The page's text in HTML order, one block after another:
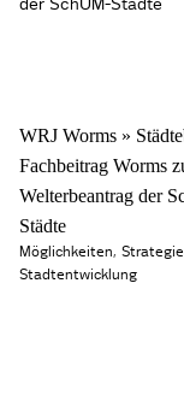
WRJ Worms »
Fachbeitrag Worms
Welterbeantrag der
Städte
Möglichkeiten,
Stadtentwicklung